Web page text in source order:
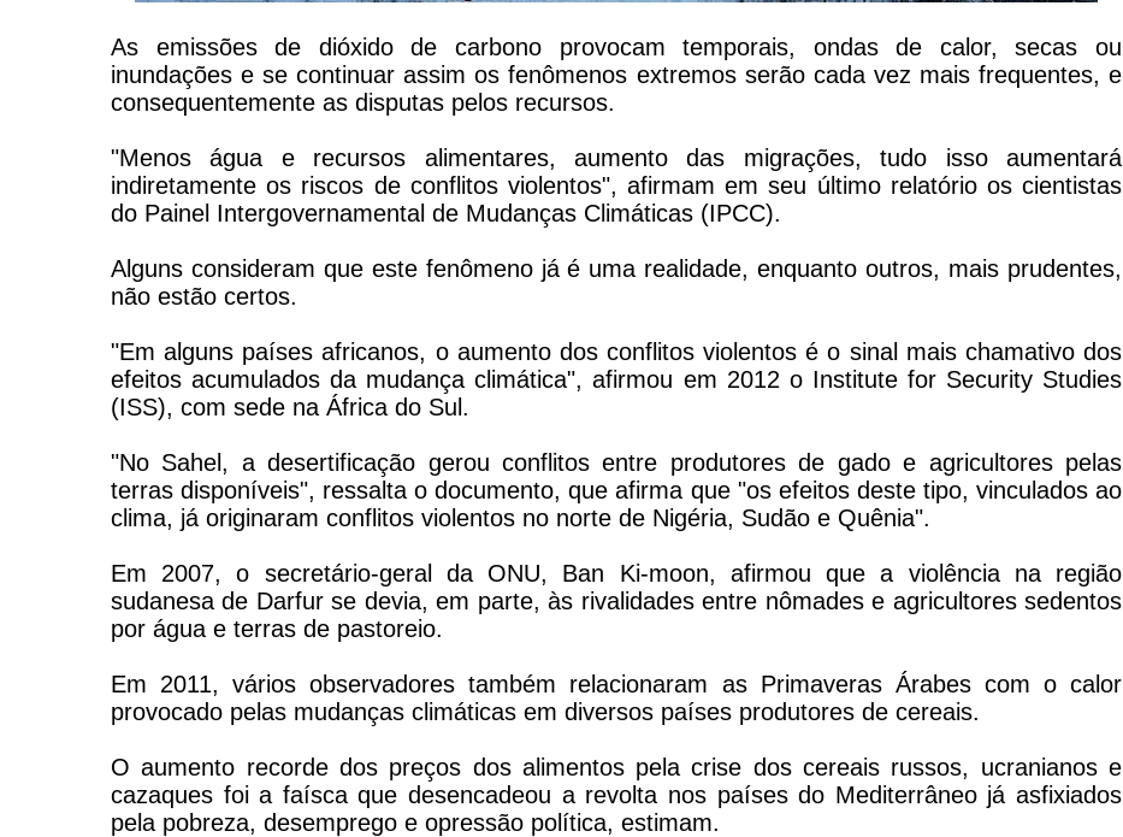
As emissões de dióxido de carbono provocam temporais, ondas de calor, secas ou
inundações e se continuar assim os fenômenos extremos serão cada vez mais frequentes, e
consequentemente as disputas pelos recursos.
"Menos água e recursos alimentares, aumento das migrações, tudo isso aumentará
indiretamente os riscos de conflitos violentos", afirmam em seu último relatório os cientistas
do Painel Intergovernamental de Mudanças Climáticas (IPCC).
Alguns consideram que este fenômeno já é uma realidade, enquanto outros, mais prudentes,
não estão certos.
"Em alguns países africanos, o aumento dos conflitos violentos é o sinal mais chamativo dos
efeitos acumulados da mudança climática", afirmou em 2012 o Institute for Security Studies
(ISS), com sede na África do Sul.
"No Sahel, a desertificação gerou conflitos entre produtores de gado e agricultores pelas
terras disponíveis", ressalta o documento, que afirma que "os efeitos deste tipo, vinculados ao
clima, já originaram conflitos violentos no norte de Nigéria, Sudão e Quênia".
Em 2007, o secretário-geral da ONU, Ban Ki-moon, afirmou que a violência na região
sudanesa de Darfur se devia, em parte, às rivalidades entre nômades e agricultores sedentos
por água e terras de pastoreio.
Em 2011, vários observadores também relacionaram as Primaveras Árabes com o calor
provocado pelas mudanças climáticas em diversos países produtores de cereais.
O aumento recorde dos preços dos alimentos pela crise dos cereais russos, ucranianos e
cazaques foi a faísca que desencadeou a revolta nos países do Mediterrâneo já asfixiados
pela pobreza, desemprego e opressão política, estimam.